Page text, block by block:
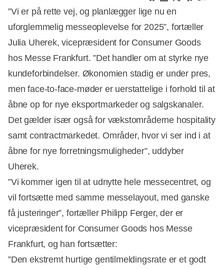
”Vi er på rette vej, og planlægger lige nu en
uforglemmelig messeoplevelse for 2025”, fortæller
Julia Uherek, vicepræsident for Consumer Goods
hos Messe Frankfurt. ”Det handler om at styrke nye
kundeforbindelser. Økonomien stadig er under pres,
men face-to-face-møder er uerstattelige i forhold til at
åbne op for nye eksportmarkeder og salgskanaler.
Det gælder især også for vækstområderne hospitality
samt contractmarkedet. Områder, hvor vi ser ind i at
åbne for nye forretningsmuligheder”, uddyber
Uherek.
”Vi kommer igen til at udnytte hele messecentret, og
vil fortsætte med samme messelayout, med ganske
få justeringer”, fortæller Philipp Ferger, der er
vicepræsident for Consumer Goods hos Messe
Frankfurt, og han fortsætter:
”Den ekstremt hurtige gentilmeldingsrate er et godt